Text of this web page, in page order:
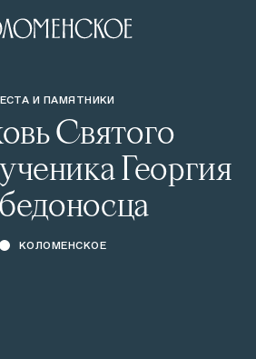
И ПАМЯТНИКИ
Святого
Георгия
КОЛОМЕНСКОЕ